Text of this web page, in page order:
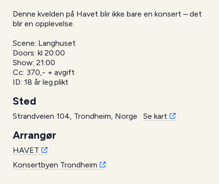
Denne kvelden på Havet blir ikke bare en konsert – det
blir en opplevelse.
Scene: Langhuset
Doors: kl 20:00
Show: 21:00
Cc: 370,- + avgift
ID: 18 år leg.plikt
Sted
Strandveien 104, Trondheim, Norge Se kart
Arrangør
HAVET
Konsertbyen Trondheim